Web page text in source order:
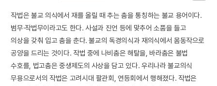
작법은 불교 의식에서 재를 올릴 때 추는 춤을 통칭하는 불교 용어이다.
범무·작법무이라고도 한다. 사설과 진언 등에 맞추어 소품을 들고
의상을 갖춰 입고 춤을 춘다. 불교의 독경의식과 재의식에서 몸동작으로
공양을 드리는 것이다. 작법 중에 나비춤은 해탈을, 바라춤은 불법
수호를, 법고춤은 중생제도의 사상을 담고 있다. 우리나라 불교의식
무용으로서의 작법은 고려시대 팔관회, 연등회에서 행해졌다. 작법은